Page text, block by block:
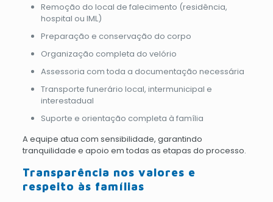
Remoção do local de falecimento (residência,
hospital ou IML)
Preparação e conservação do corpo
Organização completa do velório
Assessoria com toda a documentação necessária
Transporte funerário local, intermunicipal e
interestadual
Suporte e orientação completa à família
A equipe atua com sensibilidade, garantindo
tranquilidade e apoio em todas as etapas do processo.
Transparência nos valores e
respeito às famílias